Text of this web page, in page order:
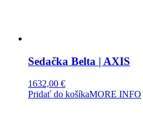
Sedačka Belta | AXIS
1632,00 €
Pridať do košíkaMORE INFO